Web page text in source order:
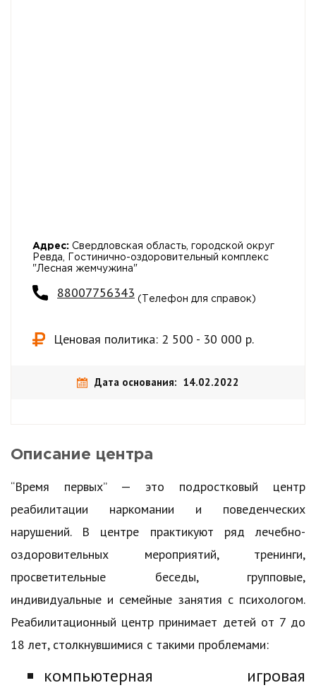
Адрес: Свердловская область, городской округ
Ревда, Гостинично-оздоровительный комплекс
"Лесная жемчужина"
88007756343 (Телефон для справок)
Ценовая политика: 2 500 - 30 000 р.
Дата основания: 14.02.2022
Описание центра
“Время первых” — это подростковый центр
реабилитации наркомании и поведенческих
нарушений. В центре практикуют ряд лечебно-
оздоровительных мероприятий, тренинги,
просветительные беседы, групповые,
индивидуальные и семейные занятия с психологом.
Реабилитационный центр принимает детей от 7 до
18 лет, столкнувшимися с такими проблемами:
компьютерная игровая